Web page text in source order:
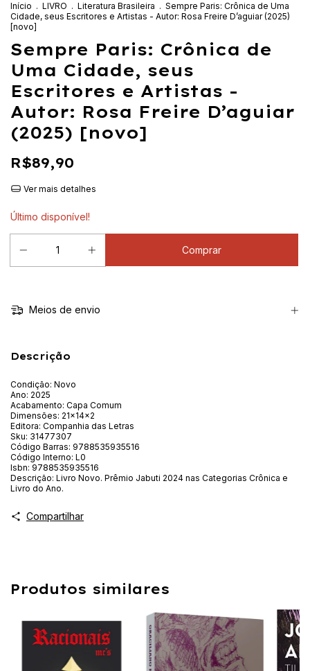
Início . LIVRO . Literatura Brasileira . Sempre Paris: Crônica de Uma
Cidade, seus Escritores e Artistas - Autor: Rosa Freire D’aguiar (2025)
[novo]
Sempre Paris: Crônica de
Uma Cidade, seus
Escritores e Artistas -
Autor: Rosa Freire D’aguiar
(2025) [novo]
R$89,90
Ver mais detalhes
Último disponível!
Meios de envio
Descrição
Condição: Novo
Ano: 2025
Acabamento: Capa Comum
Dimensões: 21x14x2
Editora: Companhia das Letras
Sku: 31477307
Código Barras: 9788535935516
Código Interno: L0
Isbn: 9788535935516
Descrição: Livro Novo. Prêmio Jabuti 2024 nas Categorias Crônica e
Livro do Ano.
Compartilhar
Produtos similares